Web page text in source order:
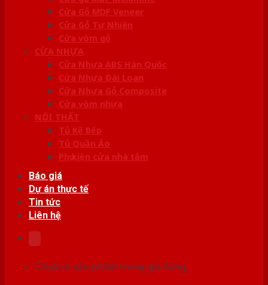
Cửa Gỗ MDF Veneer
Cửa Gỗ Tự Nhiên
Cửa vòm gỗ
CỬA NHỰA
Cửa Nhựa ABS Hàn Quốc
Cửa Nhựa Đài Loan
Cửa Nhựa Gỗ Composite
Cửa vòm nhựa
NỘI THẤT
Tủ Kệ Bếp
Tủ Quần Áo
Phụ kiện cửa nhà tắm
Báo giá
Dự án thực tế
Tin tức
Liên hệ
Chưa có sản phẩm trong giỏ hàng.